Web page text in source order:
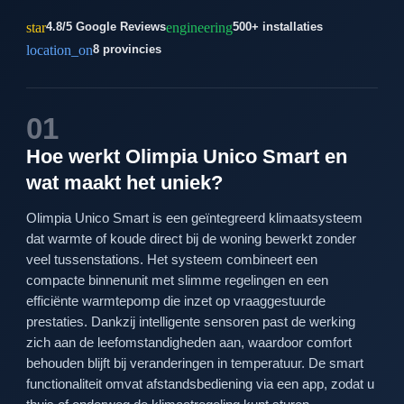
star4.8/5 Google Reviewsengineering500+ installaties
location_on8 provincies
01
Hoe werkt Olimpia Unico Smart en
wat maakt het uniek?
Olimpia Unico Smart is een geïntegreerd klimaatsysteem
dat warmte of koude direct bij de woning bewerkt zonder
veel tussenstations. Het systeem combineert een
compacte binnenunit met slimme regelingen en een
efficiënte warmtepomp die inzet op vraaggestuurde
prestaties. Dankzij intelligente sensoren past de werking
zich aan de leefomstandigheden aan, waardoor comfort
behouden blijft bij veranderingen in temperatuur. De smart
functionaliteit omvat afstandsbediening via een app, zodat u